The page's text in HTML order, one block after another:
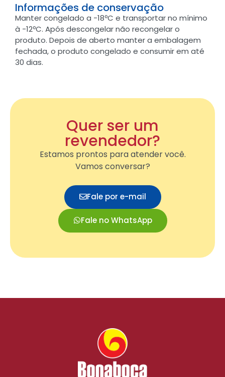
Informações de conservação
Manter congelado a -18ºC e transportar no mínimo
à -12ºC. Após descongelar não recongelar o
produto. Depois de aberto manter a embalagem
fechada, o produto congelado e consumir em até
30 dias.
Quer ser um
revendedor?
Estamos prontos para atender você.
Vamos conversar?
Fale por e-mail
Fale no WhatsApp